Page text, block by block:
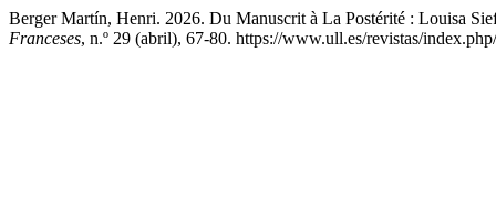
Berger Martín, Henri. 2026. Du Manuscrit à La Postérité : Louisa
Franceses, n.º 29 (abril), 67-80. https://www.ull.es/revistas/